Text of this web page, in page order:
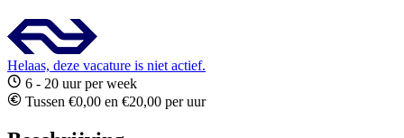
Helaas, deze vacature is niet actief.
6 - 20 uur per week
Tussen €0,00 en €20,00 per uur